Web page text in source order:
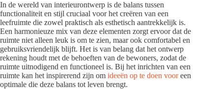
In de wereld van interieurontwerp is de balans tussen
functionaliteit en stijl cruciaal voor het creëren van een
leefruimte die zowel praktisch als esthetisch aantrekkelijk is.
Een harmonieuze mix van deze elementen zorgt ervoor dat de
ruimte niet alleen leuk is om te zien, maar ook comfortabel en
gebruiksvriendelijk blijft. Het is van belang dat het ontwerp
rekening houdt met de behoeften van de bewoners, zodat de
ruimte uitnodigend en functioneel is. Bij het inrichten van een
ruimte kan het inspirerend zijn om ideeën op te doen vooreen
optimale die deze balans tot leven brengt.